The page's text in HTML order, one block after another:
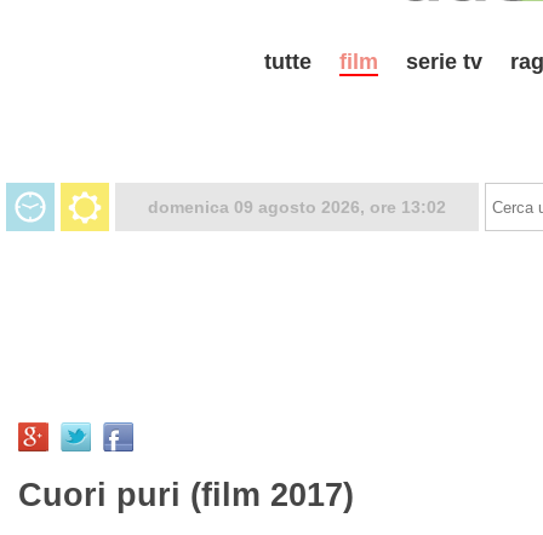
tutte film serie tv
domenica 09 agosto 2026, ore 13:02
Cuori puri (film 2017)